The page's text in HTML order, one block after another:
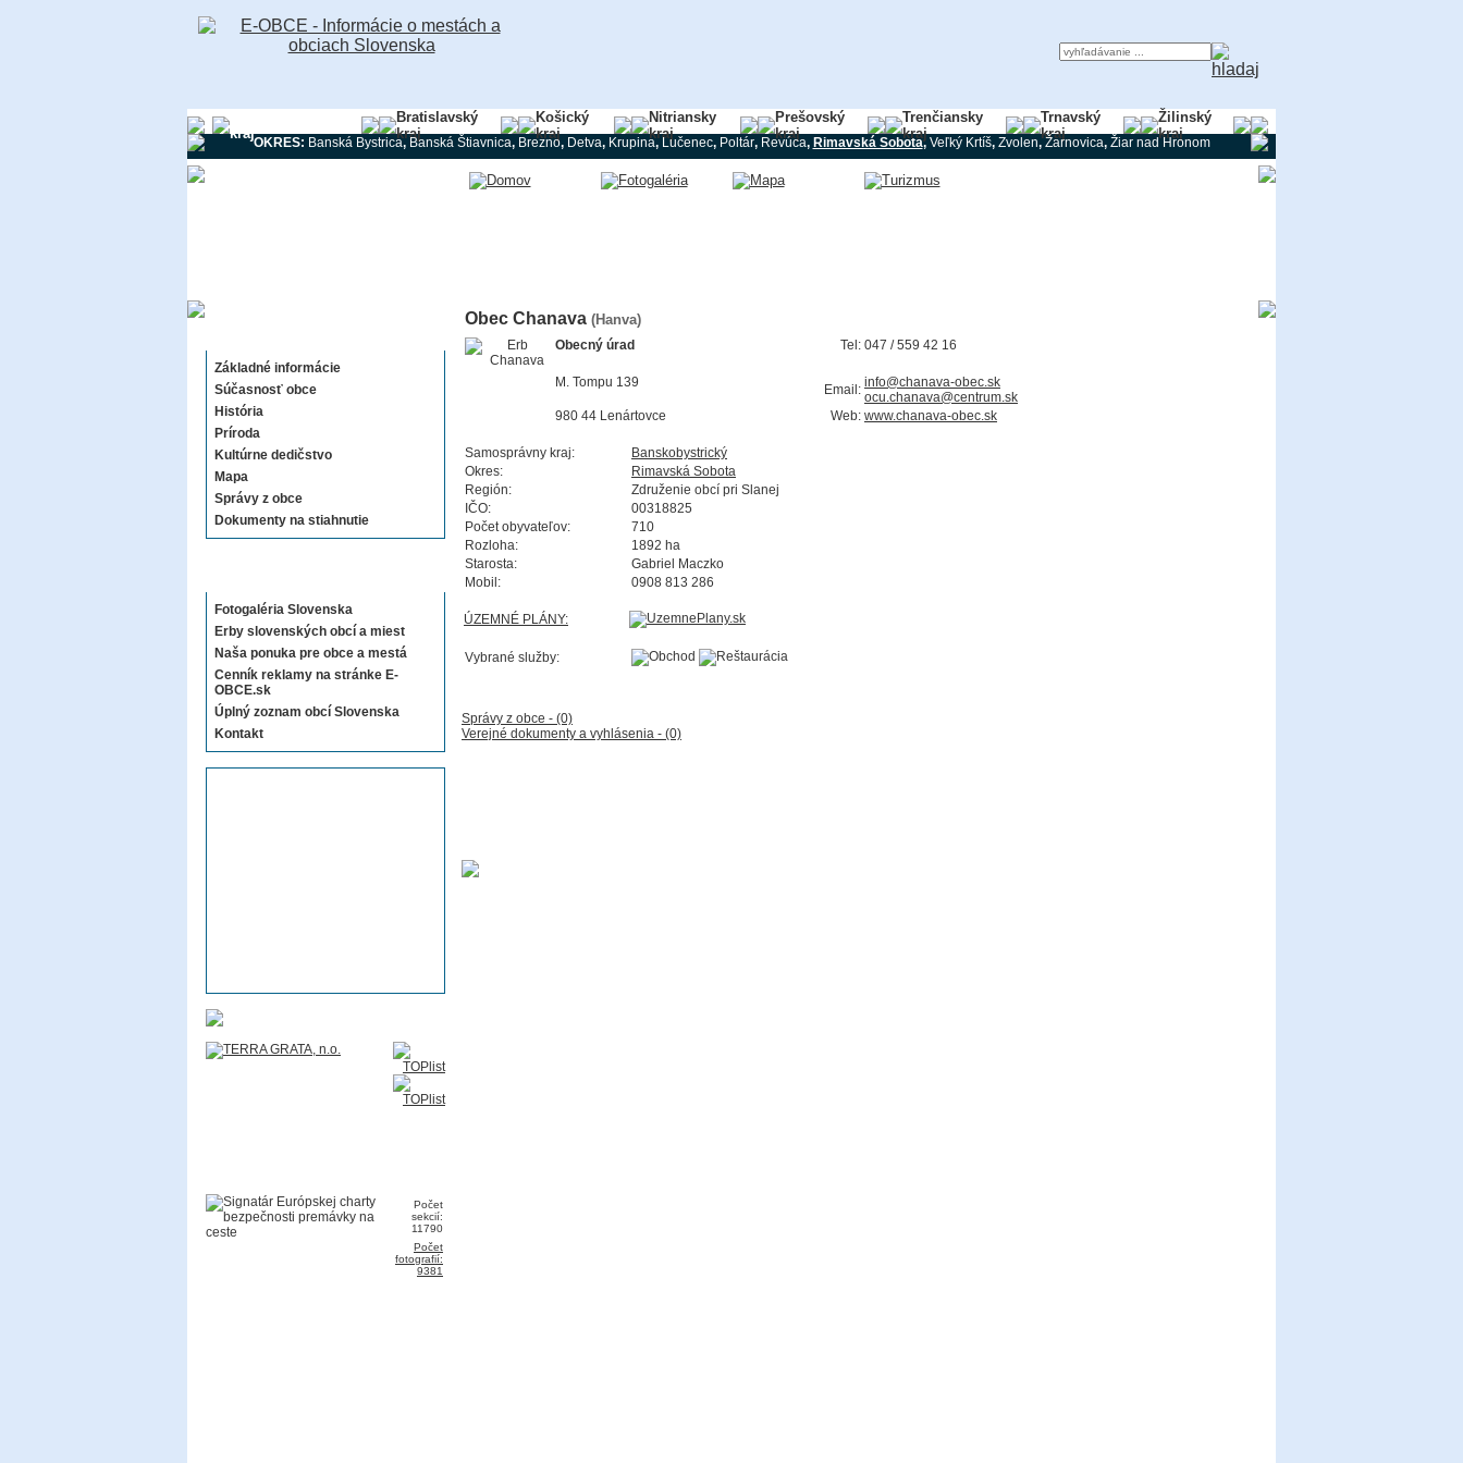
kraj
Bratislavský
kraj
Košický
kraj
Nitriansky
kraj
Prešovský
kraj
Trenčiansky
kraj
Trnavský
kraj
Žilinský
kraj
OKRES: Banská Bystrica, Banská Štiavnica, Brezno, Detva, Krupina, Lučenec, Poltár, Revúca, Rimavská Sobota, Veľký Krtíš, Zvolen,Žarnovica, Žiar nad Hronom
Základné informácie
Súčasnosť obce
História
Príroda
Kultúrne dedičstvo
Mapa
Správy z obce
Dokumenty na stiahnutie
Fotogaléria Slovenska
Erby slovenských obcí a miest
Naša ponuka pre obce a mestá
Cenník reklamy na stránke E-
OBCE.sk
Úplný zoznam obcí Slovenska
Kontakt
Počet
sekcií:
11790
Počet
fotografií:
9381
Obec Chanava (Hanva)
Obecný úrad Tel: 047 / 559 42 16
M. Tompu 139 Email: info@chanava-obec.sk
ocu.chanava@centrum.sk
980 44 Lenártovce
Web: www.chanava-obec.sk
Samosprávny kraj:
Banskobystrický
Okres:
Rimavská Sobota
Región:
Združenie obcí pri Slanej
IČO:
00318825
Počet obyvateľov:
710
Rozloha:
1892 ha
Starosta:
Gabriel Maczko
Mobil:
0908 813 286
ÚZEMNÉ PLÁNY:
Vybrané služby:
Správy z obce - (0)
Verejné dokumenty a vyhlásenia - (0)